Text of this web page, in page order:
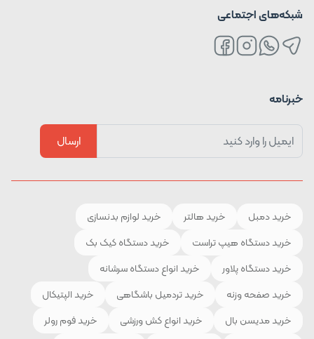
شبکه‌های اجتماعی
خبرنامه
ارسال
خرید دمبل خرید هالتر
خرید لوازم بدنسازی
خرید دستگاه هیپ تراست
خرید دستگاه کیک بک
خرید دستگاه پلاور
خرید انواع دستگاه سرشانه
خرید صفحه وزنه
خرید تردمیل باشگاهی
خرید الپتیکال
خرید مدیسن بال
خرید انواع کش ورزشی
خرید فوم رولر